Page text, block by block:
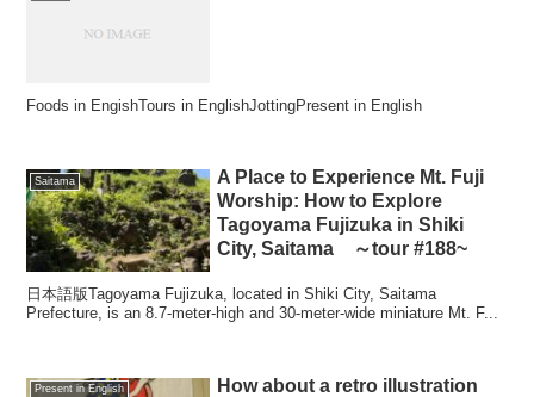
Foods in EngishTours in EnglishJottingPresent in English
Saitama
A Place to Experience Mt. Fuji
Worship: How to Explore
Tagoyama Fujizuka in Shiki
City, Saitama ～tour #188~
日本語版Tagoyama Fujizuka, located in Shiki City, Saitama
Prefecture, is an 8.7‑meter‑high and 30‑meter‑wide miniature Mt. F...
Present in English
How about a retro illustration